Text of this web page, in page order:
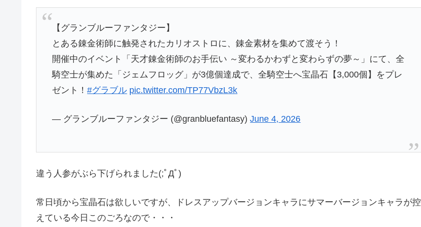
【グランブルーファンタジー】
とある錬金術師に触発されたカリオストロに、錬金素材を集めて渡そう！
開催中のイベント「天才錬金術師のお手伝い ～変わるかわずと変わらずの夢～」にて、全
騎空士が集めた「ジェムフロッグ」が3億個達成で、全騎空士へ宝晶石【3,000個】をプレ
ゼント！#グラブル pic.twitter.com/TP77VbzL3k
— グランブルーファンタジー (@granbluefantasy)June 4, 2026
違う人参がぶら下げられました(;ﾟДﾟ)
常日頃から宝晶石は欲しいですが、ドレスアップバージョンキャラにサマーバージョンキャラが控
えている今日このごろなので・・・